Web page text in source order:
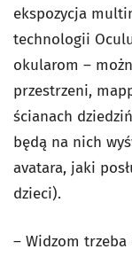
ekspozycja
technologii
okularom –
przestrzeni,
ścianach
będą na nich
avatara, jaki
dzieci).
– Widzom